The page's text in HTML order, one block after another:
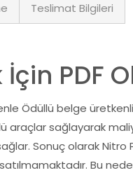
Teslimat Bilgileri
PDF
Ödüllü belge
sağlayarak
Sonuç olarak Nitro
Bu